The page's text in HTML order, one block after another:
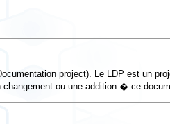
project). Le LDP est un
ou une addition � ce